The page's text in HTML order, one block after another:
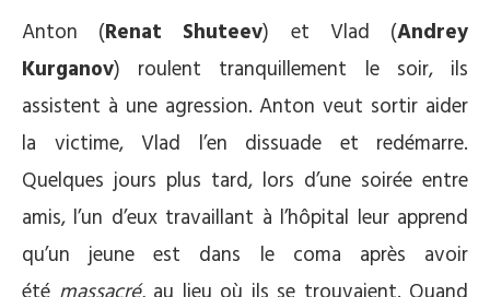
Anton (Renat Shuteev) et Vlad (Andrey
Kurganov) roulent tranquillement le soir, ils
assistent à une agression. Anton veut sortir aider
la victime, Vlad l’en dissuade et redémarre.
Quelques jours plus tard, lors d’une soirée entre
amis, l’un d’eux travaillant à l’hôpital leur apprend
qu’un jeune est dans le coma après avoir